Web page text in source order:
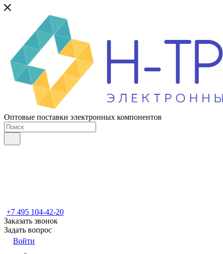
Оптовые поставки электронных компонентов
+7 495 104-42-20
Заказать звонок
Задать вопрос
Войти